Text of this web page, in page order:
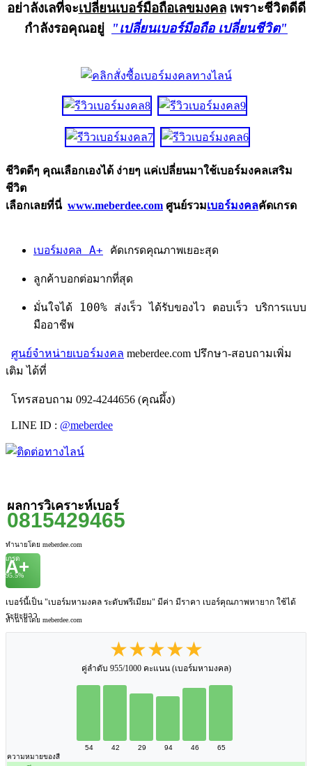
อย่าลังเลที่จะเปลี่ยนเบอร์มือถือเลขมงคลเพราะชีวิตดีดี
กำลังรอคุณอยู่
"เปลี่ยนเบอร์มือถือ เปลี่ยนชีวิต"
ชีวิตดีๆ คุณเลือกเองได้ ง่ายๆ แค่เปลี่ยนมาใช้เบอร์มงคลเสริม
ชีวิต
เลือกเลยที่นี่ www.meberdee.com ศูนย์รวมเบอร์มงคลคัดเกรด
เบอร์มงคล A+ คัดเกรดคุณภาพเยอะสุด
ลูกค้าบอกต่อมากที่สุด
มั่นใจได้ 100% ส่งเร็ว ได้รับของไว ตอบเร็ว บริการแบบ
มืออาชีพ
ศูนย์จำหน่ายเบอร์มงคล meberdee.com ปรึกษา-สอบถามเพิ่ม
เติม ได้ที่
โทรสอบถาม 092-4244656 (คุณผึ้ง)
LINE ID : @meberdee
ผลการวิเคราะห์เบอร์
0815429465
ทำนายโดย meberdee.com
เกรด
A+
95.5%
เบอร์นี้เป็น "เบอร์มหามงคล ระดับพรีเมียม" มีค่า มีราคา เบอร์คุณภาพหายาก ใช้ได้
ระยะยาว
ทำนายโดย meberdee.com
★★★★★
คู่ลำดับ 955/1000 คะแนน (เบอร์มหามงคล)
54 42 29 94 46
65
ความหมายของสี